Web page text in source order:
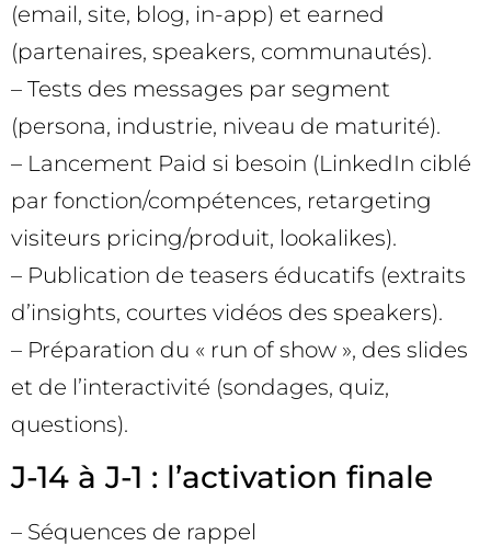
(email, site, blog, in-app) et earned
(partenaires, speakers, communautés).
– Tests des messages par segment
(persona, industrie, niveau de maturité).
– Lancement Paid si besoin (LinkedIn ciblé
par fonction/compétences, retargeting
visiteurs pricing/produit, lookalikes).
– Publication de teasers éducatifs (extraits
d’insights, courtes vidéos des speakers).
– Préparation du « run of show », des slides
et de l’interactivité (sondages, quiz,
questions).
J-14 à J-1 : l’activation finale
– Séquences de rappel